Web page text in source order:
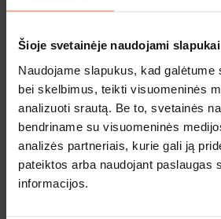
Šioje svetainėje naudojami slapukai
Naudojame slapukus, kad galėtume
bei skelbimus, teikti visuomeninės
analizuoti srautą. Be to, svetainės
bendriname su visuomeninės
analizės partneriais, kurie gali ją
pateiktos arba naudojant paslaugas
informacijos.
„STUMBRO“ GAMYKLOS
DURIS – SIŪLO GYVAI
ISTORIJĄ
AR TAU YRA